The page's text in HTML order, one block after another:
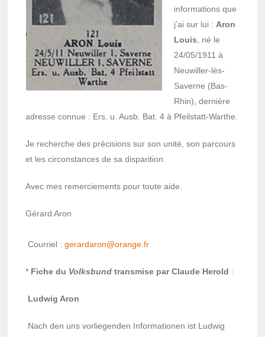
infor­ma­tions que
j’ai sur lui : Aron
Louis , né le
24/05/1911 à
Neuwiller-lès-
Saverne (Bas-
Rhin), dernière
adresse connue : Ers. u. Ausb. Bat. 4 à Pfeil­statt-Warthe.
Je recherche des préci­sions sur son unité, son parcours
et les circons­tances de sa dispa­ri­tion.
Avec mes remer­cie­ments pour toute aide.
Gérard Aron
Cour­riel :gerar­da­ron@o­range.fr
* Fiche du Volks­bund trans­mise par Claude Herold :
Ludwig Aron
Nach den uns vorlie­gen­den Infor­ma­tio­nen ist Ludwig